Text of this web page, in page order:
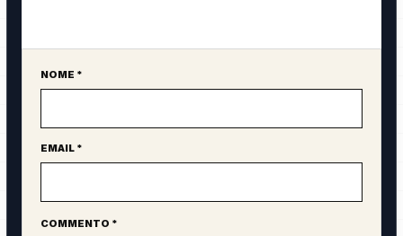
Sito web
NOME *
EMAIL *
COMMENTO *